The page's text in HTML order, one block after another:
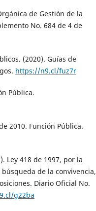
de Gestión de la
No. 684 de 4 de
(2020). Guías de
https://n9.cl/fuz7r
Pública.
2010. Función Pública.
Ley 418 de 1997, por la
de la convivencia,
Diario Oficial No.
g22ba